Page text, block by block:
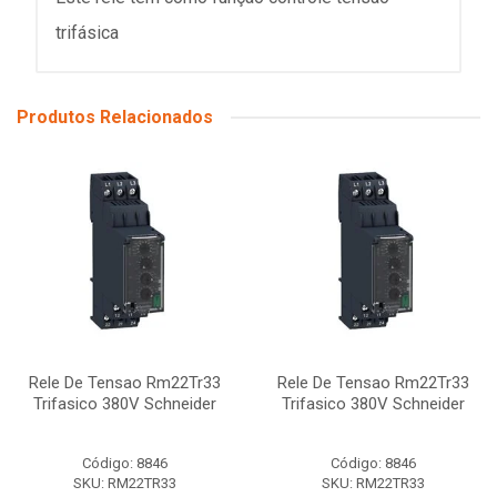
trifásica
Produtos Relacionados
Rele De Tensao Rm22Tr33
Trifasico 380V Schneider
Código: 8846
SKU: RM22TR33
Rele De Tensao Rm22Tr33
Trifasico 380V Schneider
Código: 8846
SKU: RM22TR33